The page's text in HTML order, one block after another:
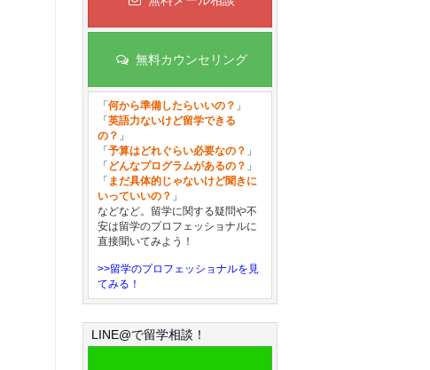
無料カウンセリング
「 何から準備したらいいの？ 」
「 英語力ないけど留学できる
の？ 」
「 予算はどれぐらい必要なの？ 」
「 どんなプログラムがあるの？ 」
「 まだ具体的じゃないけど聞きに
いっていいの？ 」
などなど。留学に関する疑問や不
安は留学のプロフェッショナルに
直接聞いてみよう！
>>留学のプロフェッショナルを見
てみる！
LINE@で留学相談！